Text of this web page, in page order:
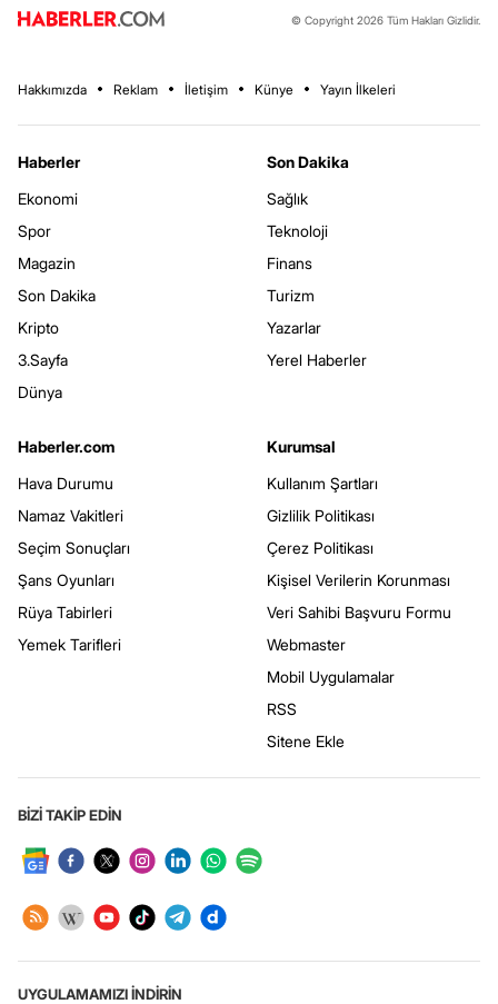
© Copyright 2026 Tüm Hakları Gizlidir.
Hakkımızda Reklam İletişim Künye Yayın İlkeleri
Haberler
Ekonomi
Spor
Magazin
Son Dakika
Kripto
3.Sayfa
Dünya
Son Dakika
Sağlık
Teknoloji
Finans
Turizm
Yazarlar
Yerel Haberler
Haberler.com
Hava Durumu
Namaz Vakitleri
Seçim Sonuçları
Şans Oyunları
Rüya Tabirleri
Yemek Tarifleri
Kurumsal
Kullanım Şartları
Gizlilik Politikası
Çerez Politikası
Kişisel Verilerin Korunması
Veri Sahibi Başvuru Formu
Webmaster
Mobil Uygulamalar
RSS
Sitene Ekle
BİZİ TAKİP EDİN
UYGULAMAMIZI İNDİRİN